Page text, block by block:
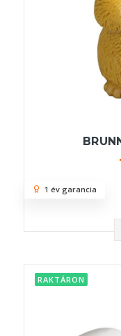
1 év garancia
RAKTÁRON